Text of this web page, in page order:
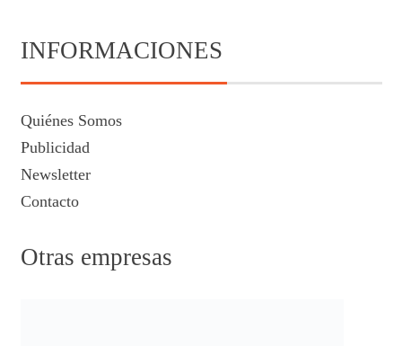
INFORMACIONES
Quiénes Somos
Publicidad
Newsletter
Contacto
Otras empresas